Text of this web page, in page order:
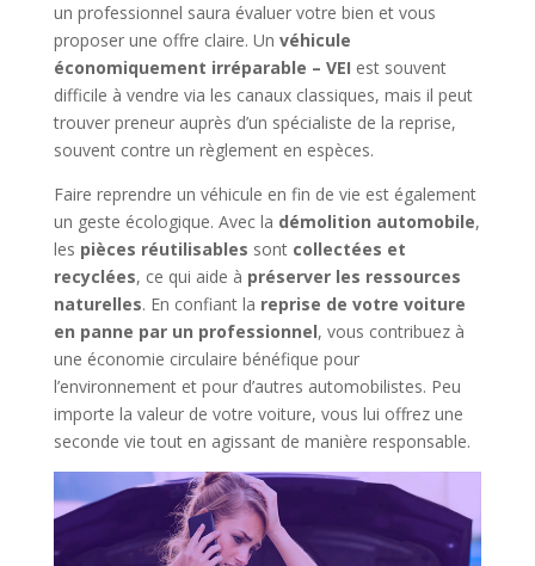
un professionnel saura évaluer votre bien et vous
proposer une offre claire. Un véhicule
économiquement irréparable – VEI est souvent
difficile à vendre via les canaux classiques, mais il peut
trouver preneur auprès d’un spécialiste de la reprise,
souvent contre un règlement en espèces.
Faire reprendre un véhicule en fin de vie est également
un geste écologique. Avec la démolition automobile,
les pièces réutilisables sont collectées et
recyclées, ce qui aide à préserver les ressources
naturelles. En confiant la reprise de votre voiture
en panne par un professionnel, vous contribuez à
une économie circulaire bénéfique pour
l’environnement et pour d’autres automobilistes. Peu
importe la valeur de votre voiture, vous lui offrez une
seconde vie tout en agissant de manière responsable.